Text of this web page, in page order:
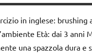
in inglese: brushing
Età: dai 3 anni
una spazzola dura e